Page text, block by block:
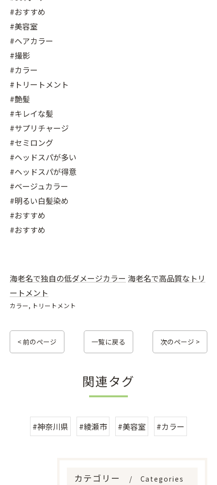
#おすすめ
#美容室
#ヘアカラー
#撮影
#カラー
#トリートメント
#艶髪
#キレイな髪
#サプリチャージ
#セミロング
#ヘッドスパが多い
#ヘッドスパが得意
#ベージュカラー
#明るい白髪染め
#おすすめ
#おすすめ
海老名で独自の低ダメージカラー 海老名で高品質なトリ
ートメント
カラー トリートメント
< 前のページ 一覧に戻る 次のページ >
関連タグ
#神奈川県 #綾瀬市 #美容室 #カラー
カテゴリー Categories